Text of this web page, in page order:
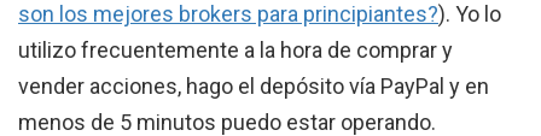
son los mejores brokers para principiantes?). Yo lo
utilizo frecuentemente a la hora de comprar y
vender acciones, hago el depósito vía PayPal y en
menos de 5 minutos puedo estar operando.